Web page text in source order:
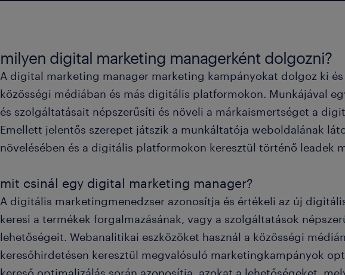
milyen digital marketing managerként dolgozni?
A digital marketing manager marketing kampányokat dolgoz ki
közösségi médiában és más digitális platformokon. Munkájával
és szolgáltatásait népszerűsíti és növeli a márkaismertséget a
Emellett jelentős szerepet játszik a munkáltatója weboldalának
növelésében és a digitális platformokon keresztül történő leadek
mit csinál egy digital marketing manager?
A digitális marketingmenedzser azonosítja és értékeli az új
keresi a termékek forgalmazásának, vagy a szolgáltatások
lehetőségeit. Webanalitikai eszközöket használ a közösségi
keresőhirdetésen keresztül megvalósuló marketingkampányok